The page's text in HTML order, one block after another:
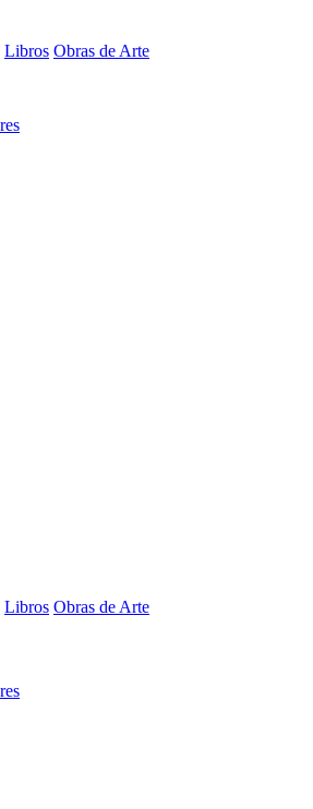
Libros Obras de Arte
Libros Obras de Arte